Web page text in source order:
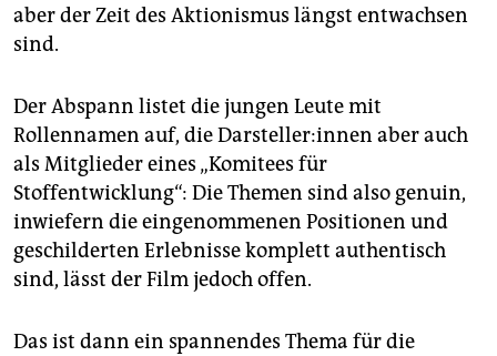
aber der Zeit des Aktionismus längst entwachsen
sind.
Der Abspann listet die jungen Leute mit
Rollennamen auf, die Dar­stel­le­r:in­nen aber auch
als Mitglieder eines „Komitees für
Stoffentwicklung“: Die Themen sind also genuin,
inwiefern die eingenommenen Positionen und
geschilderten Erlebnisse komplett authentisch
sind, lässt der Film jedoch offen.
Das ist dann ein spannendes Thema für die